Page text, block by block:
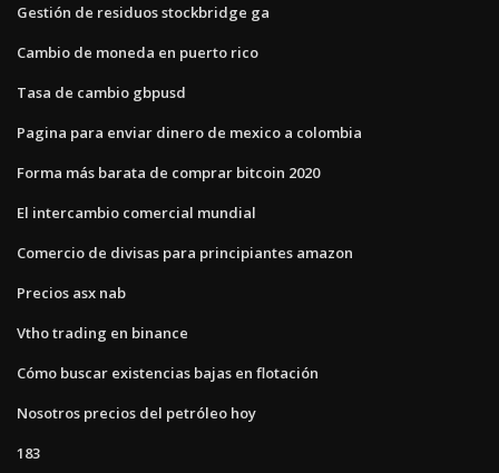
Gestión de residuos stockbridge ga
Cambio de moneda en puerto rico
Tasa de cambio gbpusd
Pagina para enviar dinero de mexico a colombia
Forma más barata de comprar bitcoin 2020
El intercambio comercial mundial
Comercio de divisas para principiantes amazon
Precios asx nab
Vtho trading en binance
Cómo buscar existencias bajas en flotación
Nosotros precios del petróleo hoy
183